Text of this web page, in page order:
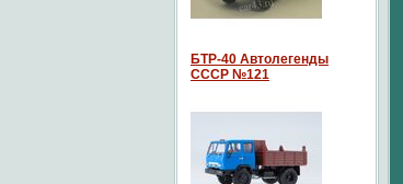
БТР-40 Автолегенды
СССР №121